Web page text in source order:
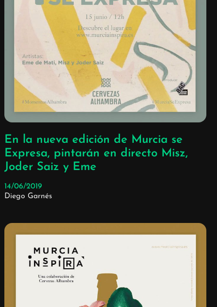
En la nueva edición de Murcia se
Expresa, pintarán en directo Misz,
Joder Saiz y Eme
14/06/2019
Diego Garnés